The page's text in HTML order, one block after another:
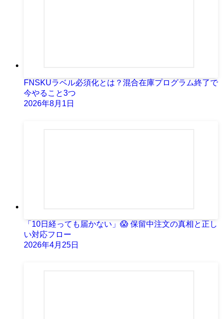
FNSKUラベル必須化とは？混合在庫プログラム終了で
今やること3つ
2026年8月1日
「10日経っても届かない」😱 保留中注文の真相と正し
い対応フロー
2026年4月25日